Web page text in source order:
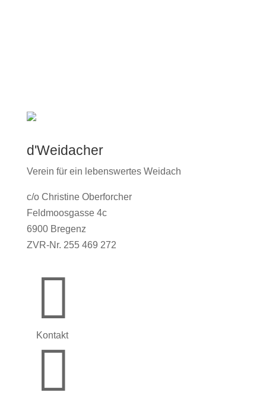
d'Weidacher
Verein für ein lebenswertes Weidach
c/o Christine Oberforcher
Feldmoosgasse 4c
6900 Bregenz
ZVR-Nr. 255 469 272

Kontakt
